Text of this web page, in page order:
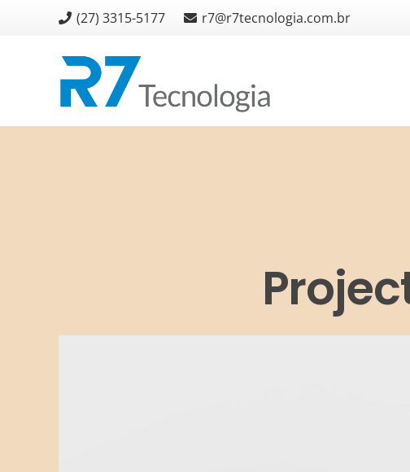
(27) 3315-5177 r7@r7tecnologia.com.br